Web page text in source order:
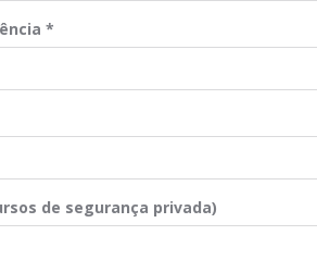
*
de segurança privada)